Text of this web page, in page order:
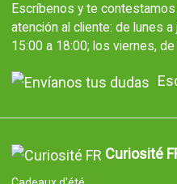
Escríbenos y te
atención al cliente: de lunes
15:00 a 18:00; los viernes,
Curiosité